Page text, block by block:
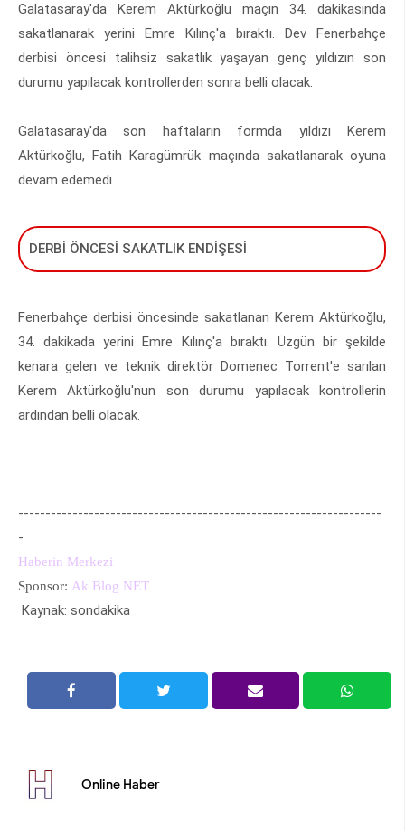
Galatasaray'da Kerem Aktürkoğlu maçın 34. dakikasında
sakatlanarak yerini Emre Kılınç'a bıraktı. Dev Fenerbahçe
derbisi öncesi talihsiz sakatlık yaşayan genç yıldızın son
durumu yapılacak kontrollerden sonra belli olacak.
Galatasaray'da son haftaların formda yıldızı Kerem
Aktürkoğlu, Fatih Karagümrük maçında sakatlanarak oyuna
devam edemedi.
DERBİ ÖNCESİ SAKATLIK ENDİŞESİ
Fenerbahçe derbisi öncesinde sakatlanan Kerem Aktürkoğlu,
34. dakikada yerini Emre Kılınç'a bıraktı. Üzgün bir şekilde
kenara gelen ve teknik direktör Domenec Torrent'e sarılan
Kerem Aktürkoğlu'nun son durumu yapılacak kontrollerin
ardından belli olacak.
-------------------------------------------------------------------
-
Haberin Merkezi
Sponsor: Ak Blog NET
Kaynak: sondakika
Online Haber